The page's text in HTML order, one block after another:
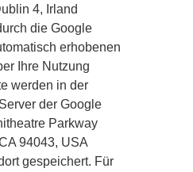
4, Irland
die Google
erhobenen
Ihre Nutzung
werden in der
der Google
Parkway
94043, USA
gespeichert. Für